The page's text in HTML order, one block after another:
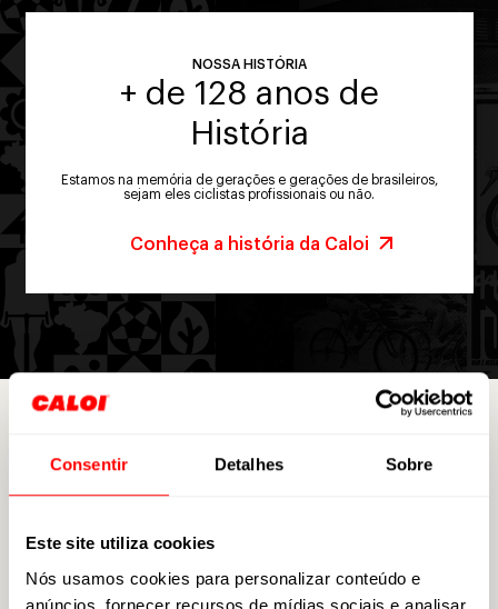
Consentir Detalhes Sobre
Este site utiliza cookies
Nós usamos cookies para personalizar conteúdo e
anúncios, fornecer recursos de mídias sociais e analisar
NOSSA HISTÓRIA
+ de 128 anos de
História
Estamos na memória de gerações e gerações de brasileiros,
sejam eles ciclistas profissionais ou não.
Conheça a história da Caloi
Seguro Caloi
Compre uma Caloi e